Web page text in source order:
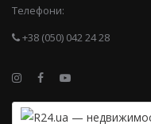
Телефони:
+38 (050) 042 24 28